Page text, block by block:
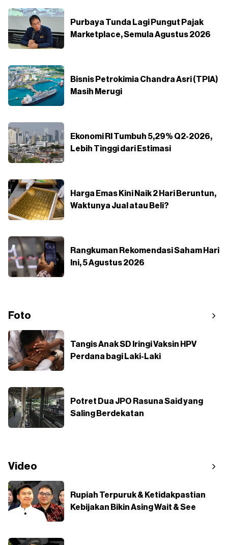
Purbaya Tunda Lagi Pungut Pajak
Marketplace, Semula Agustus 2026
Bisnis Petrokimia Chandra Asri (TPIA)
Masih Merugi
Ekonomi RI Tumbuh 5,29% Q2-2026,
Lebih Tinggi dari Estimasi
Harga Emas Kini Naik 2 Hari Beruntun,
Waktunya Jual atau Beli?
Rangkuman Rekomendasi Saham Hari
Ini, 5 Agustus 2026
Foto
Tangis Anak SD Iringi Vaksin HPV
Perdana bagi Laki-Laki
Potret Dua JPO Rasuna Said yang
Saling Berdekatan
Video
Rupiah Terpuruk & Ketidakpastian
Kebijakan Bikin Asing Wait & See